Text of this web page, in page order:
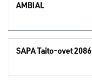
AMBIAL
SAPA Taito-ovet 2086